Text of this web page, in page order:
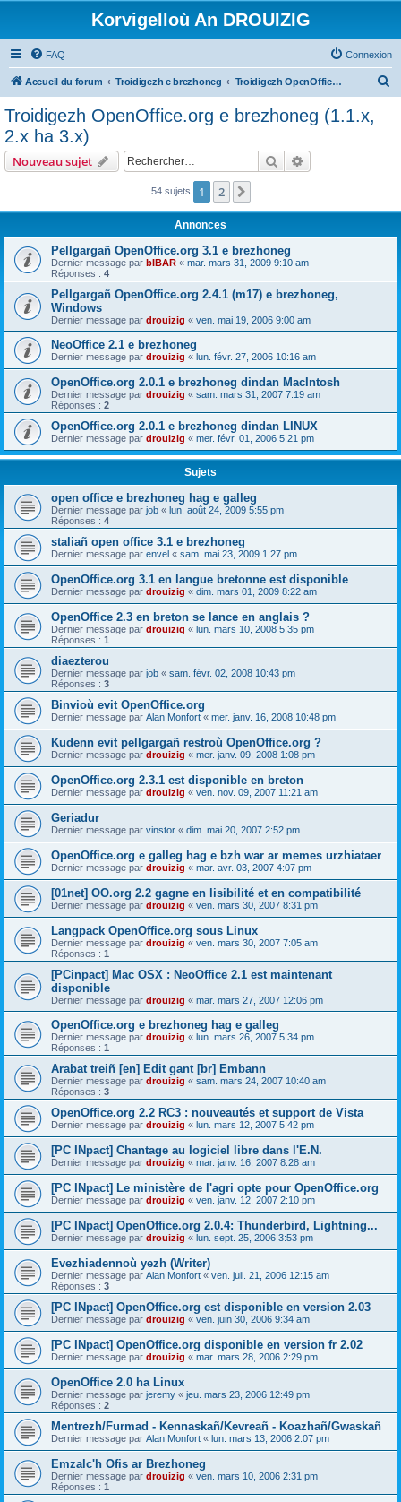
Korvigelloù An DROUIZIG
FAQ Connexion
Accueil du forum Troidigezh e brezhoneg Troidigezh OpenOffice.org e brezhoneg (1.1.x, 2.x ha 3.x)
c
Troidigezh OpenOffice.org e brezhoneg (1.1.x,
2.x ha 3.x)
Nouveau sujet Rechercher
54 sujets 1 2
Annonces
Pellgargañ OpenOffice.org 3.1 e brezhoneg
Dernier message par bIBAR « mar. mars 31, 2009 9:10 am
Réponses : 4
Pellgargañ OpenOffice.org 2.4.1 (m17) e brezhoneg,
Windows
Dernier message par drouizig « ven. mai 19, 2006 9:00 am
NeoOffice 2.1 e brezhoneg
Dernier message par drouizig « lun. févr. 27, 2006 10:16 am
OpenOffice.org 2.0.1 e brezhoneg dindan MacIntosh
Dernier message par drouizig « sam. mars 31, 2007 7:19 am
Réponses : 2
OpenOffice.org 2.0.1 e brezhoneg dindan LINUX
Dernier message par drouizig « mer. févr. 01, 2006 5:21 pm
Sujets
open office e brezhoneg hag e galleg
Dernier message par job « lun. août 24, 2009 5:55 pm
Réponses : 4
staliañ open office 3.1 e brezhoneg
Dernier message par envel « sam. mai 23, 2009 1:27 pm
OpenOffice.org 3.1 en langue bretonne est disponible
Dernier message par drouizig « dim. mars 01, 2009 8:22 am
OpenOffice 2.3 en breton se lance en anglais ?
Dernier message par drouizig « lun. mars 10, 2008 5:35 pm
Réponses : 1
diaezterou
Dernier message par job « sam. févr. 02, 2008 10:43 pm
Réponses : 3
Binvioù evit OpenOffice.org
Dernier message par Alan Monfort « mer. janv. 16, 2008 10:48 pm
Kudenn evit pellgargañ restroù OpenOffice.org ?
Dernier message par drouizig « mer. janv. 09, 2008 1:08 pm
OpenOffice.org 2.3.1 est disponible en breton
Dernier message par drouizig « ven. nov. 09, 2007 11:21 am
Geriadur
Dernier message par vinstor « dim. mai 20, 2007 2:52 pm
OpenOffice.org e galleg hag e bzh war ar memes urzhiataer
Dernier message par drouizig « mar. avr. 03, 2007 4:07 pm
[01net] OO.org 2.2 gagne en lisibilité et en compatibilité
Dernier message par drouizig « ven. mars 30, 2007 8:31 pm
Langpack OpenOffice.org sous Linux
Dernier message par drouizig « ven. mars 30, 2007 7:05 am
Réponses : 1
[PCinpact] Mac OSX : NeoOffice 2.1 est maintenant
disponible
Dernier message par drouizig « mar. mars 27, 2007 12:06 pm
OpenOffice.org e brezhoneg hag e galleg
Dernier message par drouizig « lun. mars 26, 2007 5:34 pm
Réponses : 1
Arabat treiñ [en] Edit gant [br] Embann
Dernier message par drouizig « sam. mars 24, 2007 10:40 am
Réponses : 3
OpenOffice.org 2.2 RC3 : nouveautés et support de Vista
Dernier message par drouizig « lun. mars 12, 2007 5:42 pm
[PC INpact] Chantage au logiciel libre dans l'E.N.
Dernier message par drouizig « mar. janv. 16, 2007 8:28 am
[PC INpact] Le ministère de l'agri opte pour OpenOffice.org
Dernier message par drouizig « ven. janv. 12, 2007 2:10 pm
[PC INpact] OpenOffice.org 2.0.4: Thunderbird, Lightning...
Dernier message par drouizig « lun. sept. 25, 2006 3:53 pm
Evezhiadennoù yezh (Writer)
Dernier message par Alan Monfort « ven. juil. 21, 2006 12:15 am
Réponses : 3
[PC INpact] OpenOffice.org est disponible en version 2.03
Dernier message par drouizig « ven. juin 30, 2006 9:34 am
[PC INpact] OpenOffice.org disponible en version fr 2.02
Dernier message par drouizig « mar. mars 28, 2006 2:29 pm
OpenOffice 2.0 ha Linux
Dernier message par jeremy « jeu. mars 23, 2006 12:49 pm
Réponses : 2
Mentrezh/Furmad - Kennaskañ/Kevreañ - Koazhañ/Gwaskañ
Dernier message par Alan Monfort « lun. mars 13, 2006 2:07 pm
Emzalc'h Ofis ar Brezhoneg
Dernier message par drouizig « ven. mars 10, 2006 2:31 pm
Réponses : 1